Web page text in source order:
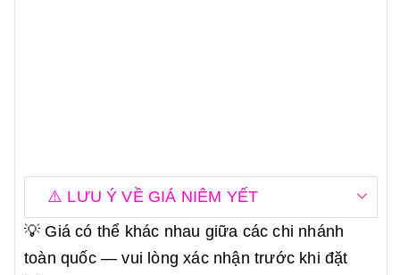
⚠️ LƯU Ý VỀ GIÁ NIÊM YẾT
💡 Giá có thể khác nhau giữa các chi nhánh
toàn quốc — vui lòng xác nhận trước khi đặt